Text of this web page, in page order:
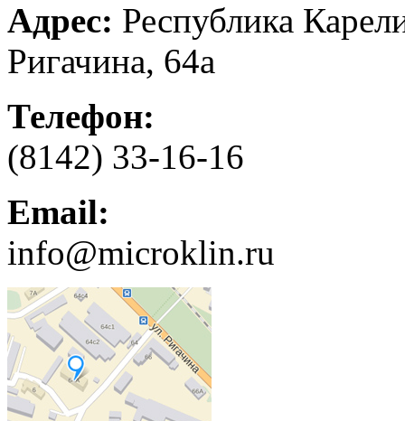
Адрес: Республика
Ригачина, 64а
Телефон:
(8142) 33-16-16
Email:
info@microklin.ru